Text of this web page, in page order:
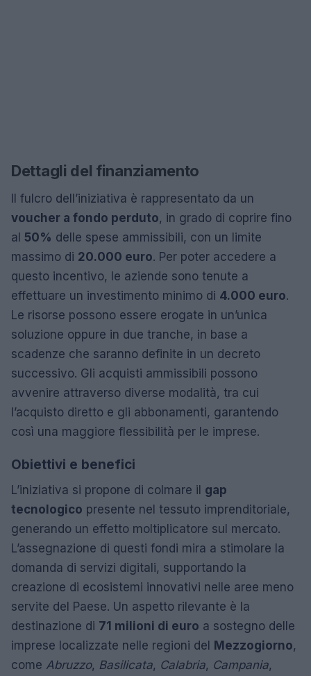
Dettagli del finanziamento
Il fulcro dell’iniziativa è rappresentato da un
voucher a fondo perduto, in grado di coprire fino
al 50% delle spese ammissibili, con un limite
massimo di 20.000 euro. Per poter accedere a
questo incentivo, le aziende sono tenute a
effettuare un investimento minimo di 4.000 euro.
Le risorse possono essere erogate in un’unica
soluzione oppure in due tranche, in base a
scadenze che saranno definite in un decreto
successivo. Gli acquisti ammissibili possono
avvenire attraverso diverse modalità, tra cui
l’acquisto diretto e gli abbonamenti, garantendo
così una maggiore flessibilità per le imprese.
Obiettivi e benefici
L’iniziativa si propone di colmare il gap
tecnologico presente nel tessuto imprenditoriale,
generando un effetto moltiplicatore sul mercato.
L’assegnazione di questi fondi mira a stimolare la
domanda di servizi digitali, supportando la
creazione di ecosistemi innovativi nelle aree meno
servite del Paese. Un aspetto rilevante è la
destinazione di 71 milioni di euro a sostegno delle
imprese localizzate nelle regioni del Mezzogiorno,
come Abruzzo, Basilicata, Calabria, Campania,